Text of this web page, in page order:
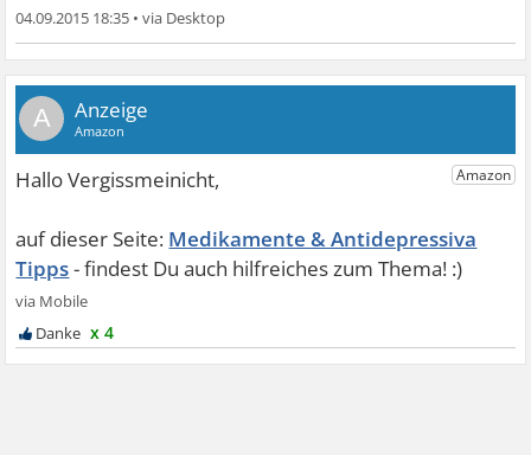
04.09.2015 18:35 •
A
Medikamente & Antidepressiva
Tipps
x 4